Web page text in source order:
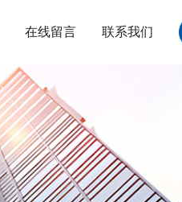
在线留言 联系我们